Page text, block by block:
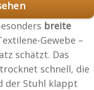
breite
Gewebe –
schätzt. Das
schnell, die
der Stuhl klappt